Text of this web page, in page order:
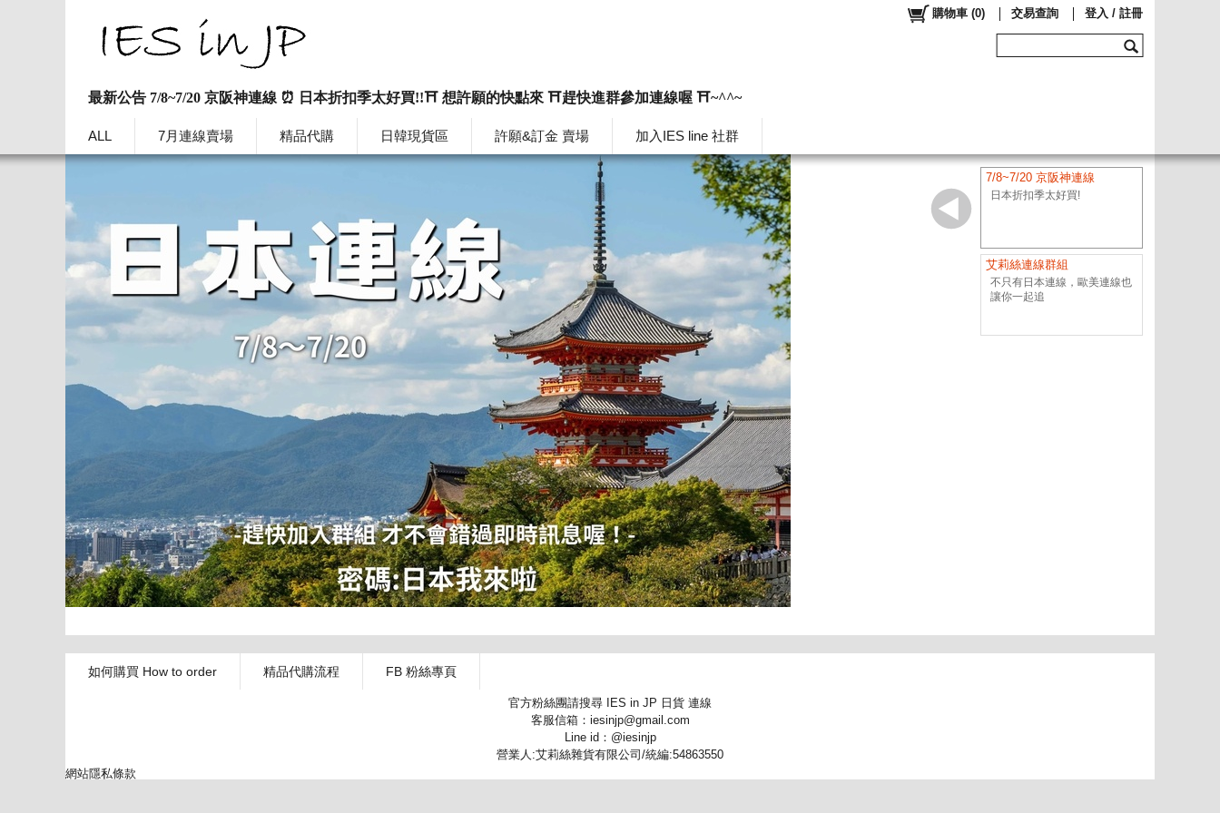
ALL 7月連線賣場 精品代購 日韓現貨區 許願&訂金 賣場 加入IES line 社群
購物車 (0) 交易查詢 登入 / 註冊
最新公告 7/8~7/20 京阪神連線 ⏰ 日本折扣季太好買!!⛩️ 想許願的快點來 ⛩️趕快進群參加連線喔 ⛩️~^^~
7/8~7/20 京阪神連線
日本折扣季太好買!
艾莉絲連線群組
不只有日本連線，歐美連線也
讓你一起追
如何購買 How to order 精品代購流程 FB 粉絲專頁
官方粉絲團請搜尋 IES in JP 日貨 連線
客服信箱：iesinjp@gmail.com
Line id：@iesinjp
營業人:艾莉絲雜貨有限公司/統編:54863550
網站隱私條款